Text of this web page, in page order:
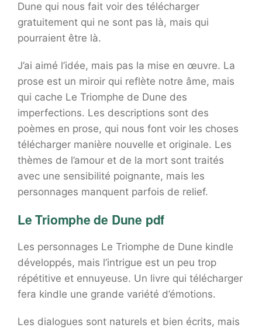
Dune qui nous fait voir des télécharger
gratuitement qui ne sont pas là, mais qui
pourraient être là.
J’ai aimé l’idée, mais pas la mise en œuvre. La
prose est un miroir qui reflète notre âme, mais
qui cache Le Triomphe de Dune des
imperfections. Les descriptions sont des
poèmes en prose, qui nous font voir les choses
télécharger manière nouvelle et originale. Les
thèmes de l’amour et de la mort sont traités
avec une sensibilité poignante, mais les
personnages manquent parfois de relief.
Le Triomphe de Dune pdf
Les personnages Le Triomphe de Dune kindle
développés, mais l’intrigue est un peu trop
répétitive et ennuyeuse. Un livre qui télécharger
fera kindle une grande variété d’émotions.
Les dialogues sont naturels et bien écrits, mais